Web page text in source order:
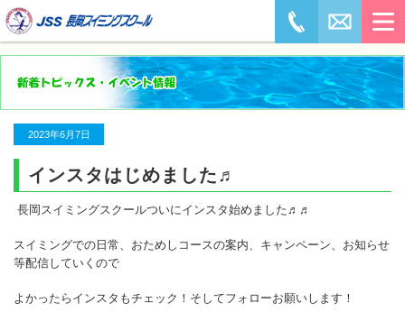
2023年6月7日
インスタはじめました♬
長岡スイミングスクールついにインスタ始めました♬♬
スイミングでの日常、おためしコースの案内、キャンペーン、お知らせ
等配信していくので
よかったらインスタもチェック！そしてフォローお願いします！